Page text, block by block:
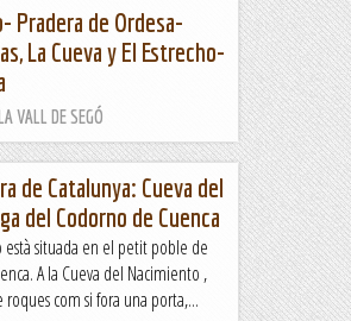
Pradera de Ordesa-
La Cueva y El Estrecho-
VALL DE SEGÓ
de Catalunya: Cueva del
del Codorno de Cuenca
està situada en el petit poble de
A la Cueva del Nacimiento ,
com si fora una porta,...